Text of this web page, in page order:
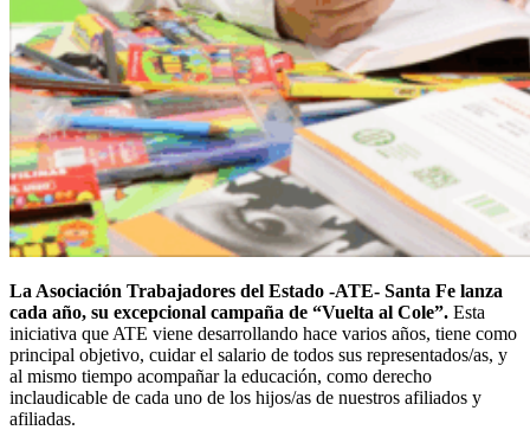
La Asociación Trabajadores del Estado -ATE- Santa Fe lanza
cada año, su excepcional campaña de “Vuelta al Cole”. Esta
iniciativa que ATE viene desarrollando hace varios años, tiene como
principal objetivo, cuidar el salario de todos sus representados/as, y
al mismo tiempo acompañar la educación, como derecho
inclaudicable de cada uno de los hijos/as de nuestros afiliados y
afiliadas.